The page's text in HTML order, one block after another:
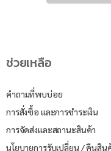
ช่วยเหลือ
คำถามที่พบบ่อย
การสั่งซื้อ และการชำระเงิน
การจัดส่งและสถานะสินค้า
นโยบายการรับเปลี่ยน / คืนสินค้